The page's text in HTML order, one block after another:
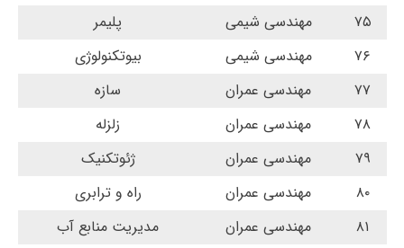
۷۵
مهندسی شیمی
پلیمر
۷۶
مهندسی شیمی
بیوتکنولوژی
۷۷
مهندسی عمران
سازه
۷۸
مهندسی عمران
زلزله
۷۹
مهندسی عمران
ژئوتکنیک
۸۰
مهندسی عمران
راه و ترابری
۸۱
مهندسی عمران
مدیریت منابع آب